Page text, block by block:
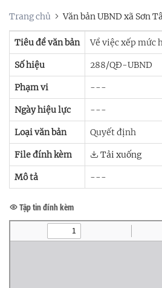
Trang chủ Văn bản UBND xã Sơn
Tiêu đề văn bản Về việc xếp mức
Số hiệu 288/QĐ-UBND
Phạm vi ---
Ngày hiệu lực ---
Loại văn bản Quyết định
File đính kèm Tải xuống
Mô tả ---
Tập tin đính kèm